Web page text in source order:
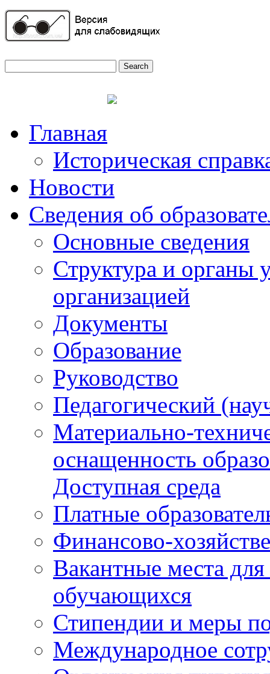
Главная
Историческая
Новости
Сведения об
Основные сведения
Структура и органы
организацией
Документы
Образование
Руководство
Педагогический
Материально-
оснащенность
Доступная среда
Платные
Финансово-
Вакантные места
обучающихся
Стипендии и меры
Международное